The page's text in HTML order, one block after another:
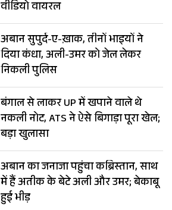
वीडियो वायरल
अबान सुपुर्द-ए-ख़ाक, तीनों भाइयों ने
दिया कंधा, अली-उमर को जेल लेकर
निकली पुलिस
बंगाल से लाकर UP में खपाने वाले थे
नकली नोट, ATS ने ऐसे बिगाड़ा पूरा खेल;
बड़ा खुलासा
अबान का जनाजा पहुंचा कब्रिस्तान, साथ
में हैं अतीक के बेटे अली और उमर; बेकाबू
हुई भीड़